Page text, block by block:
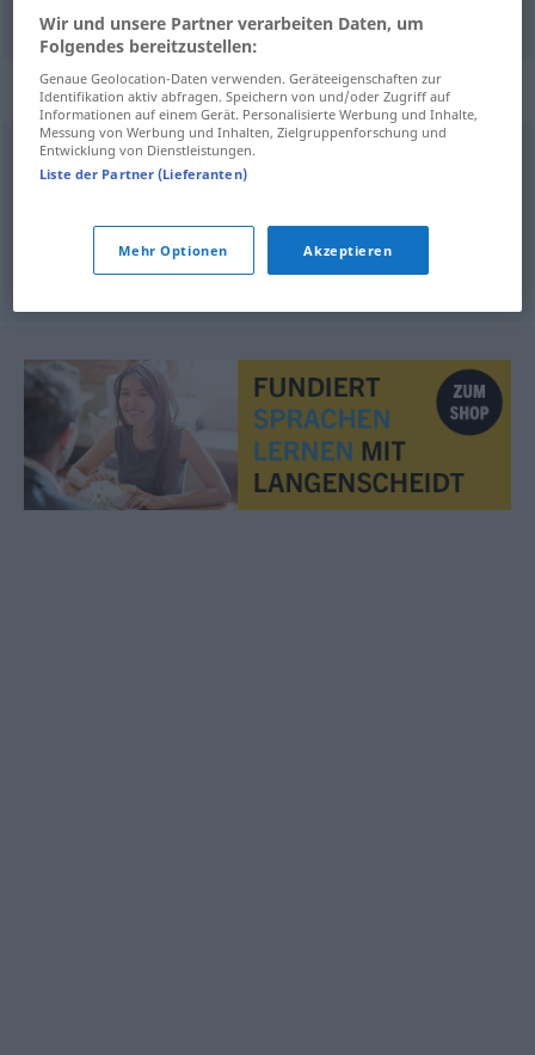
Synonyme für "Asyl"
Wohnheim
Zufluchtsort,Zuflucht
Wir und unsere Partner verarbeiten Daten, um
Folgendes bereitzustellen:
Genaue Geolocation-Daten verwenden. Geräteeigenschaften zur
Identifikation aktiv abfragen. Speichern von und/oder Zugriff auf
Informationen auf einem Gerät. Personalisierte Werbung und Inhalte,
Messung von Werbung und Inhalten, Zielgruppenforschung und
Entwicklung von Dienstleistungen.
Liste der Partner (Lieferanten)
Mehr Optionen Akzeptieren